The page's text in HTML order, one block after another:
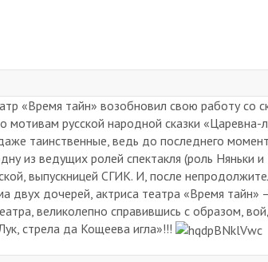
«Время тайн» возобновил свою работу со
мотивам русской народной сказки «Царевна-
таинственные, ведь до последнего
из ведущих ролей спектакля (роль Няньки и
выпускницей СГИК. И, после
двух дочерей, актриса театра «Время
великолепно справившись с образом,
стрела да Кощеева игла»!!!